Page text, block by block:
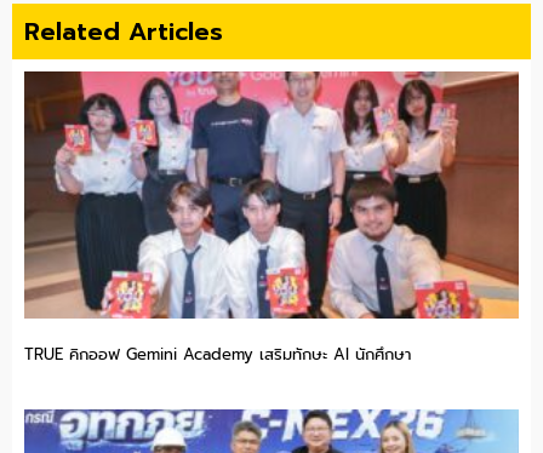
Related Articles
TRUE คิกออฟ Gemini Academy เสริมทักษะ AI นักศึกษา